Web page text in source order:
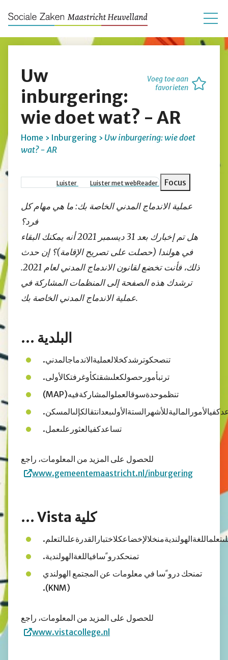
Voeg toe aan
favorieten
Uw
inburgering:
wie doet wat? - AR
Home Inburgering
Uw inburgering: wie doet
wat? - AR
Luister Luister met webReader Focus
عملية الاندماج المدني الخاصة بك: ما هي مهام كل
فرد؟
هل تم إخبارك بعد 31 ديسمبر 2021 أنه يمكنك البقاء
في هولندا (حصلت على تصريح الإقامة)؟ إن حدث
ذلك، فأنت تخضع لقانون الاندماج المدني لعام 2021.
ترشدك هذه الصفحة إلى المنظمات المشاركة في
عملية الاندماج المدني الخاصة بك.
البلدية ...
تنصحكوترشدكخلالعمليةالاندماجالمدني.
ترتبأمورحصولكعلىشقتكأوغرفتكالأولى.
تنظموحدةسوقالعملوالمشاركةفيه(MAP)
تساعدكفيالعثورعلىعمل.
للحصول على المزيد من المعلومات، راجع
www.gemeentemaastricht.nl/inburgering
كلية Vista ...
تمنحكدرو ًسافياللغةالهولندية.
تمنحك درو ًسا في معلومات عن المجتمع الهولندي
(KNM).
للحصول على المزيد من المعلومات، راجع
www.vistacollege.nl